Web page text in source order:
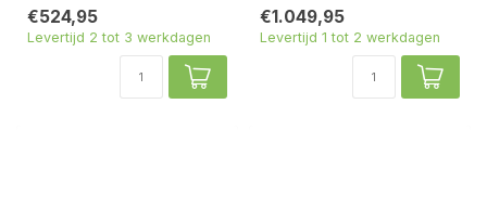
€524,95
Levertijd 2 tot 3 werkdagen
€1.049,95
Levertijd 1 tot 2 werkdagen